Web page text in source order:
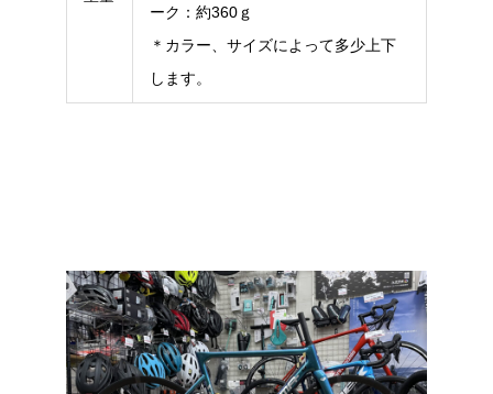
ーク：約360ｇ
＊カラー、サイズによって多少上下
します。